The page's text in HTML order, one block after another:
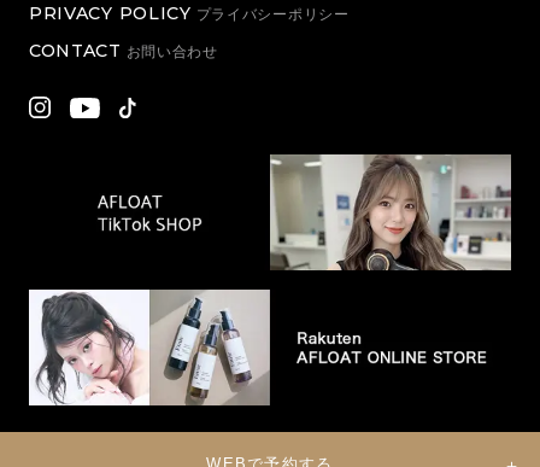
PRIVACY POLICY プライバシーポリシー
CONTACT お問い合わせ